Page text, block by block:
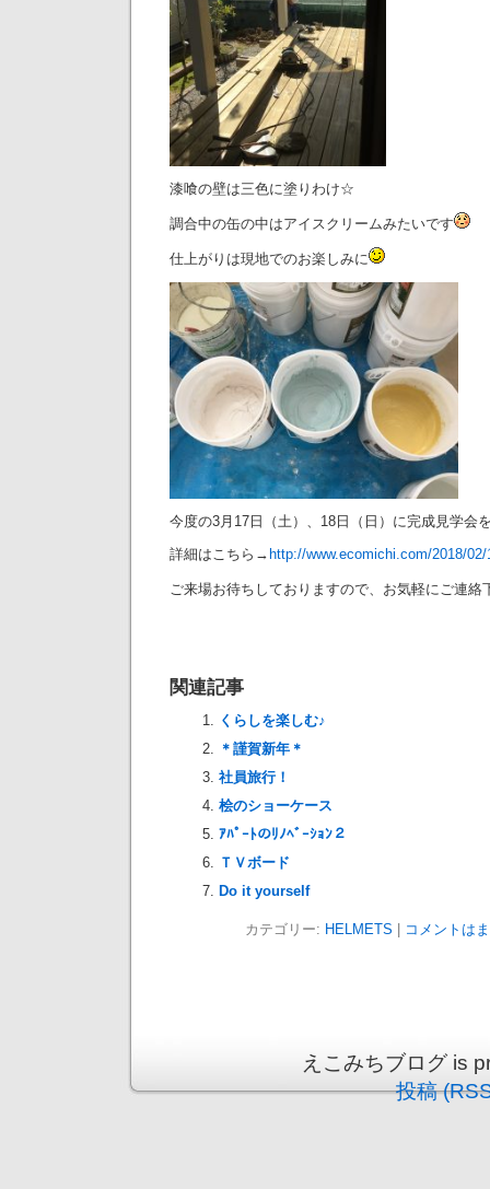
漆喰の壁は三色に塗りわけ☆
調合中の缶の中はアイスクリームみたいです
仕上がりは現地でのお楽しみに
今度の3月17日（土）、18日（日）に完成見学会
詳細はこちら→ http://www.ecomichi.com/2018/02/
ご来場お待ちしておりますので、お気軽にご連絡
関連記事
くらしを楽しむ♪
＊謹賀新年＊
社員旅行！
桧のショーケース
ｱﾊﾟｰﾄのﾘﾉﾍﾞｰｼｮﾝ２
ＴＶボード
Do it yourself
カテゴリー: HELMETS コメントは
えこみちブログ is
投稿